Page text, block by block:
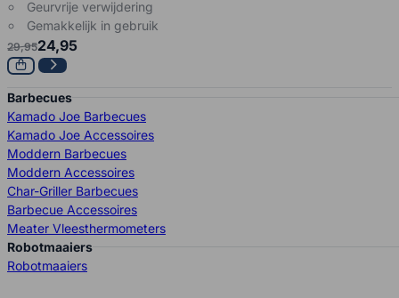
Geurvrije verwijdering
Gemakkelijk in gebruik
29,9524,95
Barbecues
Kamado Joe Barbecues
Kamado Joe Accessoires
Moddern Barbecues
Moddern Accessoires
Char-Griller Barbecues
Barbecue Accessoires
Meater Vleesthermometers
Robotmaaiers
Robotmaaiers